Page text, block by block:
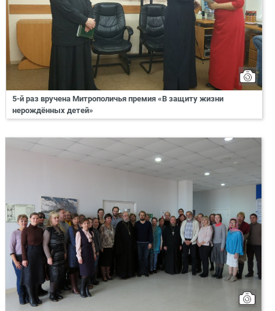
5-й раз вручена Митрополичья премия «В защиту жизни
нерождённых детей»